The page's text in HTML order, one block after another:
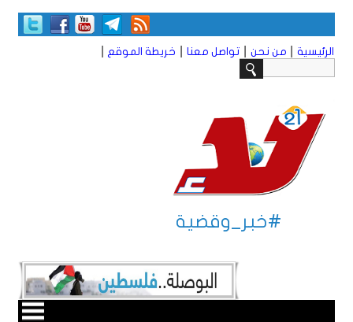
الرئيسية من نحن تواصل معنا خريطة الموقع
#خبر_وقضية